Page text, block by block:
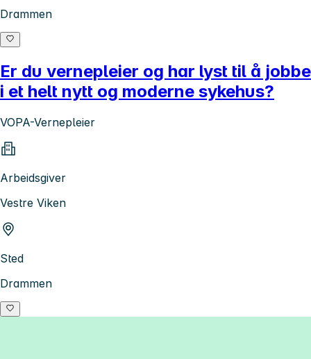
Drammen
Er du vernepleier og har lyst til å jobbe
i et helt nytt og moderne sykehus?
VOPA-Vernepleier
Arbeidsgiver
Vestre Viken
Sted
Drammen